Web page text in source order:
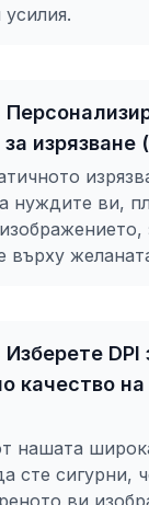
изрязване
нуждите ви,
върху
DPI
качество
нашата
сте сигурни,
ви